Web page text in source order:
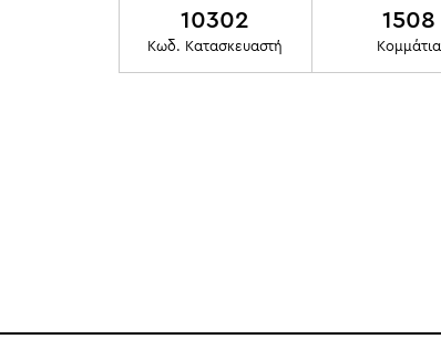
10302
Κωδ. Κατασκευαστή
1508
Κομμάτια